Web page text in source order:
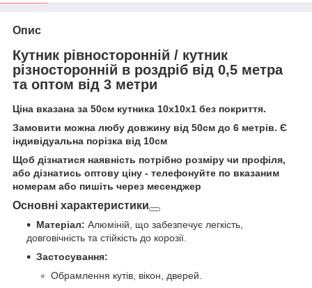
Опис
Кутник рівносторонній / кутник
різносторонній в роздріб від 0,5 метра
та оптом від 3 метри
Ціна вказана за 50см кутника 10х10х1 без покриття.
Замовити можна любу довжину від 50см до 6 метрів. Є
індивідуальна порізка від 10см
Щоб дізнатися наявність потрібно розміру чи профіля,
або дізнатись оптову ціну - телефонуйте по вказаним
номерам або пишіть через месенджер
Основні характеристики
Матеріал: Алюміній, що забезпечує легкість,
довговічність та стійкість до корозії.
Застосування:
Обрамлення кутів, вікон, дверей.